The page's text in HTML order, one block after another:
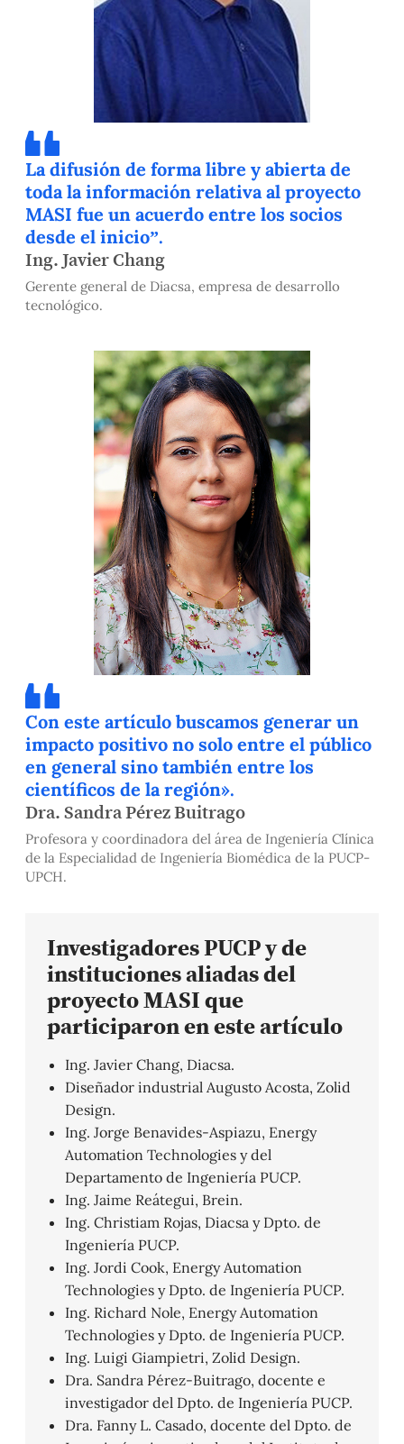
La difusión de forma libre y abierta de
toda la información relativa al proyecto
MASI fue un acuerdo entre los socios
desde el inicio”.
Ing. Javier Chang
Gerente general de Diacsa, empresa de desarrollo
tecnológico.
Con este artículo buscamos generar un
impacto positivo no solo entre el público
en general sino también entre los
científicos de la región».
Dra. Sandra Pérez Buitrago
Profesora y coordinadora del área de Ingeniería Clínica
de la Especialidad de Ingeniería Biomédica de la PUCP-
UPCH.
Investigadores PUCP y de
instituciones aliadas del
proyecto MASI que
participaron en este artículo
Ing. Javier Chang, Diacsa.
Diseñador industrial Augusto Acosta, Zolid
Design.
Ing. Jorge Benavides-Aspiazu, Energy
Automation Technologies y del
Departamento de Ingeniería PUCP.
Ing. Jaime Reátegui, Brein.
Ing. Christiam Rojas, Diacsa y Dpto. de
Ingeniería PUCP.
Ing. Jordi Cook, Energy Automation
Technologies y Dpto. de Ingeniería PUCP.
Ing. Richard Nole, Energy Automation
Technologies y Dpto. de Ingeniería PUCP.
Ing. Luigi Giampietri, Zolid Design.
Dra. Sandra Pérez-Buitrago, docente e
investigador del Dpto. de Ingeniería PUCP.
Dra. Fanny L. Casado, docente del Dpto. de